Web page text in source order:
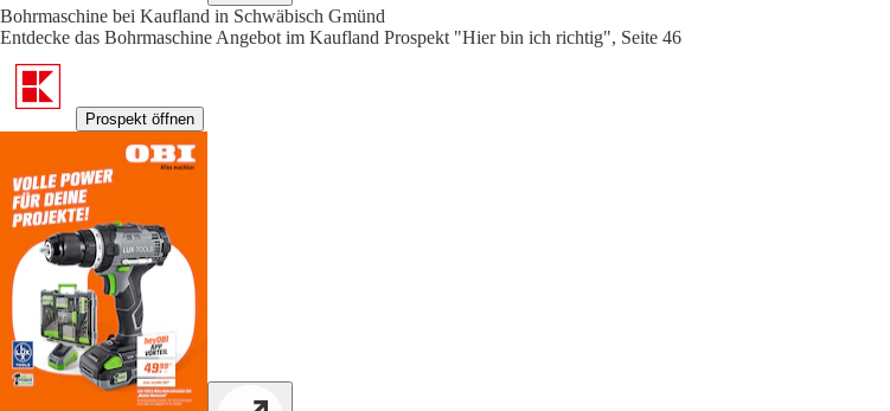
Bohrmaschine bei Kaufland in Schwäbisch Gmünd
Entdecke das Bohrmaschine Angebot im Kaufland Prospekt "Hier bin ich richtig", Seite 46
Prospekt öffnen